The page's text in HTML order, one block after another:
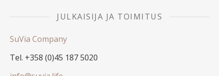
JULKAISIJA JA TOIMITUS
SuVia Company
Tel. +358 (0)45 187 5020